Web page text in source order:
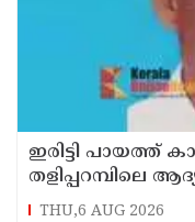
ഇരിട്ടി പായത്ത്
തളിപ്പറമ്പിലെ
മരിച്ചു
THU,6 AUG 2026